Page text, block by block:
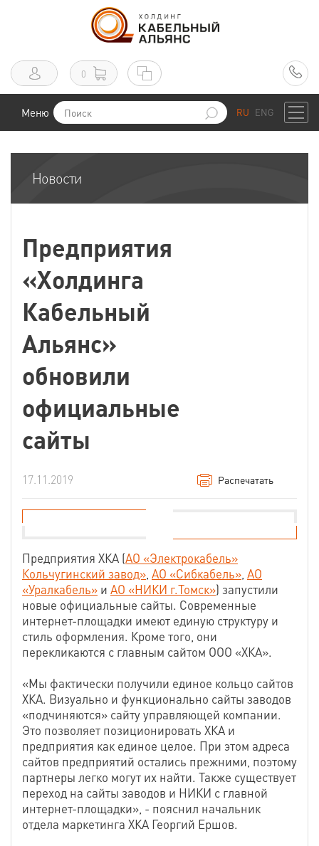
0
Меню RU ENG
Новости
Предприятия
«Холдинга
Кабельный
Альянс»
обновили
официальные
сайты
17.11.2019 Распечатать
Предприятия ХКА (АО «Электрокабель»
Кольчугинский завод» АО «Сибкабель» АО
«Уралкабель» и АО «НИКИ г.Томск») запустили
новые официальные сайты. Современные
интернет-площадки имеют единую структуру и
стиль оформления. Кроме того, они
перекликаются с главным сайтом ООО «ХКА».
«Мы фактически получили единое кольцо сайтов
ХКА. Визуально и функционально сайты заводов
«подчиняются» сайту управляющей компании.
Это позволяет позиционировать ХКА и
предприятия как единое целое. При этом адреса
сайтов предприятий остались прежними, поэтому
партнеры легко могут их найти. Также существует
переход на сайты заводов и НИКИ с главной
интернет-площадки», - пояснил начальник
отдела маркетинга ХКА Георгий Ершов.